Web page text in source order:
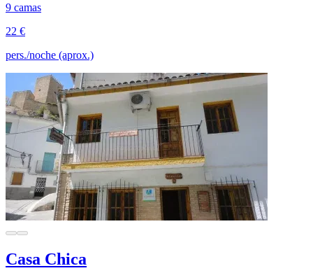
9 camas
22 €
pers./noche (aprox.)
Casa Chica